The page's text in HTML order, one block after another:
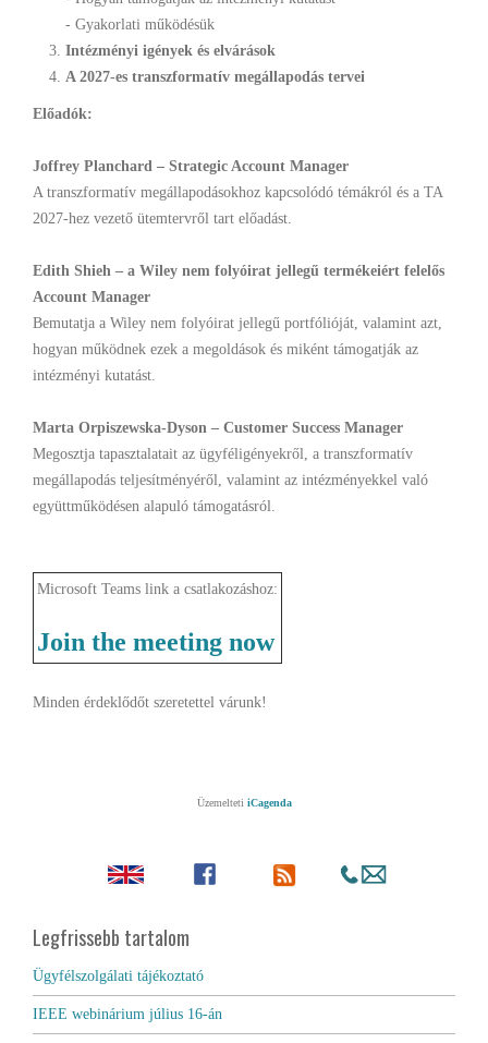
- Gyakorlati működésük
Intézményi igények és elvárások
A 2027-es transzformatív megállapodás tervei
Előadók:
Joffrey Planchard – Strategic Account Manager
A transzformatív megállapodásokhoz kapcsolódó témákról és a TA
2027-hez vezető ütemtervről tart előadást.
Edith Shieh – a Wiley nem folyóirat jellegű termékeiért felelős
Account Manager
Bemutatja a Wiley nem folyóirat jellegű portfólióját, valamint azt,
hogyan működnek ezek a megoldások és miként támogatják az
intézményi kutatást.
Marta Orpiszewska-Dyson – Customer Success Manager
Megosztja tapasztalatait az ügyféligényekről, a transzformatív
megállapodás teljesítményéről, valamint az intézményekkel való
együttműködésen alapuló támogatásról.
Microsoft Teams link a csatlakozáshoz:
Join the meeting now
Minden érdeklődőt szeretettel várunk!
Üzemelteti iCagenda
Legfrissebb tartalom
Ügyfélszolgálati tájékoztató
IEEE webinárium július 16-án